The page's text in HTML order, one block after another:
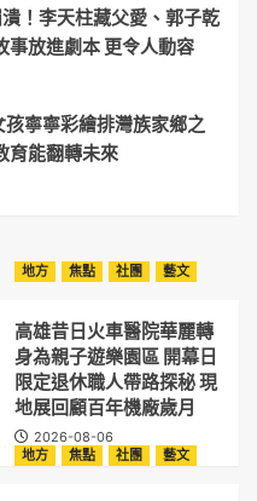
！李天柱藏父愛、郭子乾
事放進劇本 更令人動容
寧寧彩繪排灣族家鄉之
育能翻轉未來
地方 焦點 社團 藝文
高雄昔日火車醫院華麗轉
身為親子遊樂園區 開幕日
限定退休職人帶路探秘 現
地展回顧百年機廠歲月
2026-08-06
地方 焦點 社團 藝文